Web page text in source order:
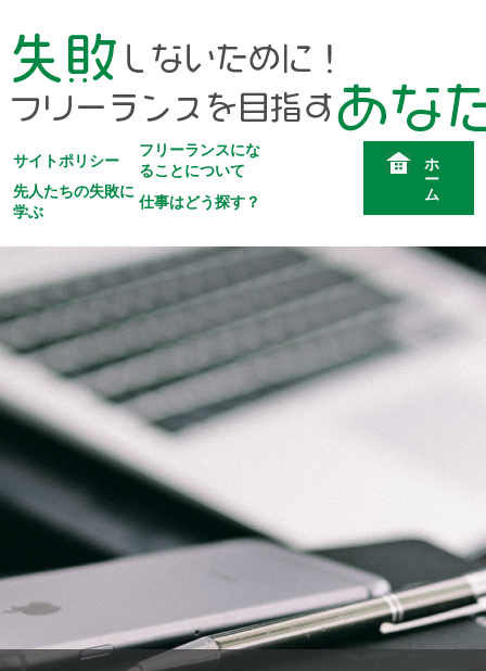
サイトポリシー
フリーランスにな
ることについて
先人たちの失敗に
学ぶ
仕事はどう探す？
ホ
ー
ム